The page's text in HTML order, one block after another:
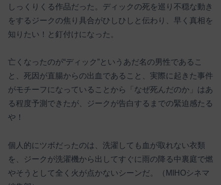
しっくりくる作品だった。ディックの死を巡り不穏な動き
をするジークの焦り具合がひしひしと伝わり、早く真相を
知りたい！と釘付けになった。
亡くなったのが“ディック”というあだ名の男性であるこ
と、死因が直腸からの出血であること、実際に起きた事件
がモチーフになっていることから「なぜ死んだのか」はあ
る程度予測できたが、ジークが告白するまでの緊迫感たる
や！
個人的にツボだったのは、洗濯しても血が取れない衣類
を、ジークが洗濯機から出してすぐに雨の降る中裏庭で燃
やそうとして全く火が点かないシーンだ。（MIHOシネマ